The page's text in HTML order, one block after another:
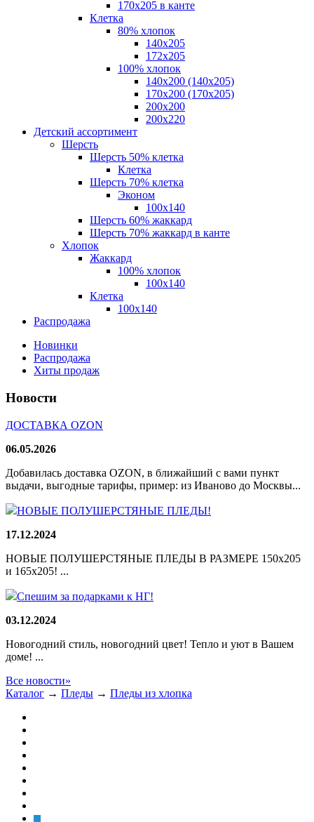
170х205 в канте
Клетка
80% хлопок
140x205
172х205
100% хлопок
140x200 (140х205)
170x200 (170х205)
200х200
200х220
Детский ассортимент
Шерсть
Шерсть 50% клетка
Клетка
Шерсть 70% клетка
Эконом
100x140
Шерсть 60% жаккард
Шерсть 70% жаккард в канте
Хлопок
Жаккард
100% хлопок
100x140
Клетка
100х140
Распродажа
Новинки
Распродажа
Хиты продаж
Новости
ДОСТАВКА OZON
06.05.2026
Добавилась доставка OZON, в ближайший с вами пункт
выдачи, выгодные тарифы, пример: из Иваново до Москвы...
НОВЫЕ ПОЛУШЕРСТЯНЫЕ ПЛЕДЫ!
17.12.2024
НОВЫЕ ПОЛУШЕРСТЯНЫЕ ПЛЕДЫ В РАЗМЕРЕ 150х205
и 165х205! ...
Спешим за подарками к НГ!
03.12.2024
Новогодний стиль, новогодний цвет! Тепло и уют в Вашем
доме! ...
Все новости»
Каталог → Пледы → Пледы из хлопка